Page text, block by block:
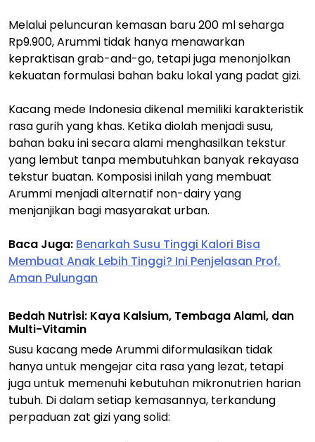
Melalui peluncuran kemasan baru 200 ml seharga
Rp9.900, Arummi tidak hanya menawarkan
kepraktisangrab-and-go, tetapi juga menonjolkan
kekuatan formulasi bahan baku lokal yang padat gizi.
Kacang mede Indonesia dikenal memiliki karakteristik
rasa gurih yang khas. Ketika diolah menjadi susu,
bahan baku ini secara alami menghasilkan tekstur
yang lembut tanpa membutuhkan banyak rekayasa
tekstur buatan. Komposisi inilah yang membuat
Arummi menjadi alternatif non-dairyyang
menjanjikan bagi masyarakat urban.
Baca Juga: Benarkah Susu Tinggi Kalori Bisa
Membuat Anak Lebih Tinggi? Ini Penjelasan Prof.
Aman Pulungan
Bedah Nutrisi: Kaya Kalsium, Tembaga Alami, dan
Multi-Vitamin
Susu kacang mede Arummi diformulasikan tidak
hanya untuk mengejar cita rasa yang lezat, tetapi
juga untuk memenuhi kebutuhan mikronutrien harian
tubuh. Di dalam setiap kemasannya, terkandung
perpaduan zat gizi yang solid: